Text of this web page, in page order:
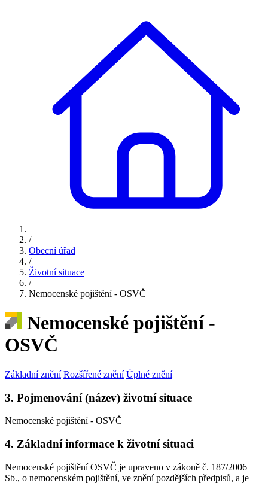
/
Obecní úřad
/
Životní situace
/
Nemocenské pojištění - OSVČ
Nemocenské pojištění -
OSVČ
Základní znění Rozšířené znění Úplné znění
3. Pojmenování (název) životní situace
Nemocenské pojištění - OSVČ
4. Základní informace k životní situaci
Nemocenské pojištění OSVČ je upraveno v zákoně č. 187/2006
Sb., o nemocenském pojištění, ve znění pozdějších předpisů, a je